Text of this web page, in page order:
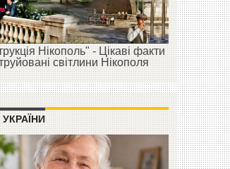
Нікополь" - Цікаві факти
світлини Нікополя